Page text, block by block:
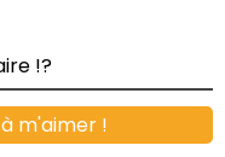
!?
m'aimer !